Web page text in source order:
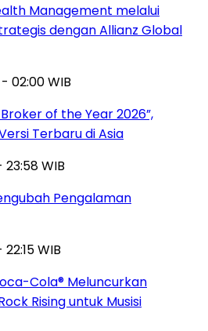
Management melalui
dengan Allianz Global
02:00 WIB
of the Year 2026”,
Terbaru di Asia
WIB
Pengalaman
WIB
Cola® Meluncurkan
Rising untuk Musisi